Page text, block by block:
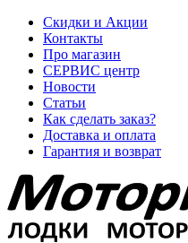
Скидки и Акции
Контакты
Про магазин
СЕРВИС центр
Новости
Статьи
Как сделать заказ?
Доставка и оплата
Гарантия и возврат